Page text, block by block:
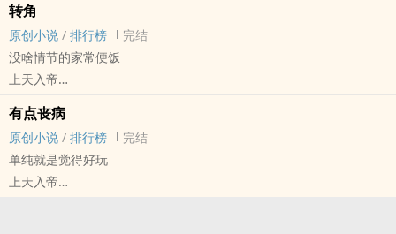
致郁 - 雷文 - 重口
之前发过一次，重发。
莫名其妙的一篇文。
转角
原创小说 / 排行榜
完结
没啥情节的家常便饭
上天入帝
完结 - 小甜饼
两个平凡大龄男女在城市的小角落里相遇，
她发起攻势，他顺势臣服的日常小剧场罢了，
大部分时间都在吃饺子或面条。
有点丧病
原创小说 / 排行榜
完结
单纯就是觉得好玩
上天入帝